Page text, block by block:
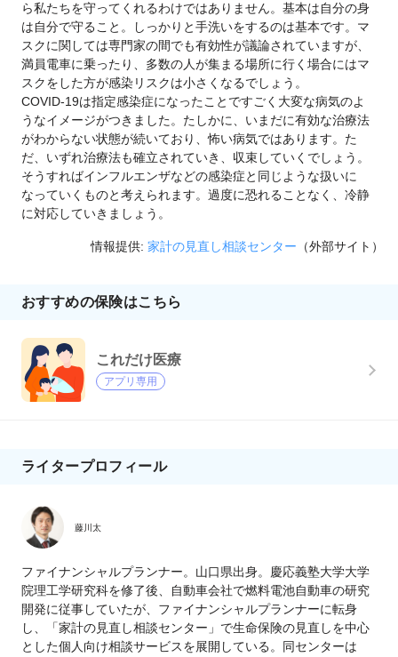
ら私たちを守ってくれるわけではありません。基本は自分の身
は自分で守ること。しっかりと手洗いをするのは基本です。マ
スクに関しては専門家の間でも有効性が議論されていますが、
満員電車に乗ったり、多数の人が集まる場所に行く場合にはマ
スクをした方が感染リスクは小さくなるでしょう。
COVID-19は指定感染症になったことですごく大変な病気のよ
うなイメージがつきました。たしかに、いまだに有効な治療法
がわからない状態が続いており、怖い病気ではあります。た
だ、いずれ治療法も確立されていき、収束していくでしょう。
そうすればインフルエンザなどの感染症と同じような扱いに
なっていくものと考えられます。過度に恐れることなく、冷静
に対応していきましょう。
情報提供: 家計の見直し相談センター （外部サイト）
おすすめの保険はこちら
これだけ医療
アプリ専用
ライタープロフィール
藤川太
ファイナンシャルプランナー。山口県出身。慶応義塾大学大学
院理工学研究科を修了後、自動車会社で燃料電池自動車の研究
開発に従事していたが、ファイナンシャルプランナーに転身
し、「家計の見直し相談センター」で生命保険の見直しを中心
とした個人向け相談サービスを展開している。同センターは